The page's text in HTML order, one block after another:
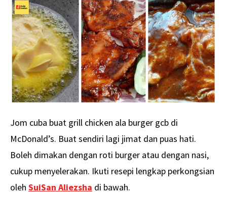
Jom cuba buat grill chicken ala burger gcb di
McDonald’s. Buat sendiri lagi jimat dan puas hati.
Boleh dimakan dengan roti burger atau dengan nasi,
cukup menyelerakan. Ikuti resepi lengkap perkongsian
oleh SuiSan Aliezsha di bawah.